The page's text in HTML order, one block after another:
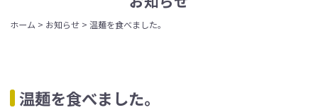
ホーム > お知らせ >温麺を食べました。
温麺を食べました。